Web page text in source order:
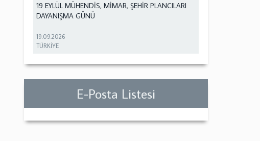
19 EYLÜL MÜHENDİS, MİMAR, ŞEHİR PLANCILARI
DAYANIŞMA GÜNÜ
19.09.2026
TÜRKİYE
E-Posta Listesi